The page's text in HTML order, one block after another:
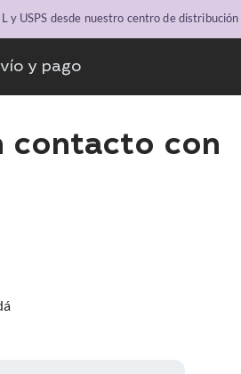
y USPS desde nuestro centro de
y pago
contacto con